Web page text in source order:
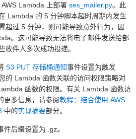
Lambda 上部署 ses_mailer.py。此
Lambda 的 5 分钟脚本超时周期内发生
超过 5 分钟，则可能导致意外行为，因
。这可能导致无法将电子邮件发送给部
收件人多次成功投递。
S3 PUT 存储桶通知事件设置为触发
的 Lambda 函数关联的访问权限策略对
函数的权限。有关 Lambda 函数访
更多信息，请参阅教程：结合使用 AWS
中的实现摘要部分。
后缀设置为 .gz。